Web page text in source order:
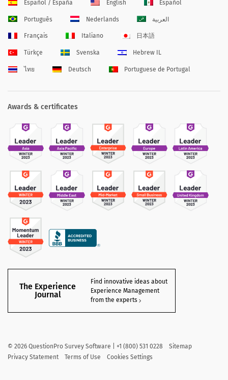
Español / España English Español
Português Nederlands العربية
Français Italiano 日本語
Türkçe Svenska Hebrew IL
ไทย Deutsch Portuguese de Portugal
Awards & certificates
The Experience
Journal
Find innovative ideas about
Experience Management
from the experts
© 2026 QuestionPro Survey Software | +1 (800) 531 0228
Sitemap
Privacy Statement
Terms of Use Cookies Settings